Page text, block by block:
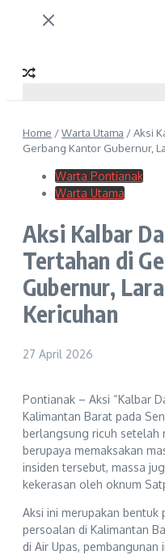
Home /Warta Utama /Aksi
Gerbang Kantor Gubernur,
Warta Pontianak
Warta Utama
Aksi Kalbar
Tertahan di
Gubernur,
Kericuhan
27 April 2026
Pontianak – Aksi “Kalbar
Kalimantan Barat pada
berlangsung ricuh setelah
berupaya memaksakan
insiden tersebut, massa
kekerasan oleh oknum
Aksi ini merupakan
persoalan di Kalimantan
di Air Upas,